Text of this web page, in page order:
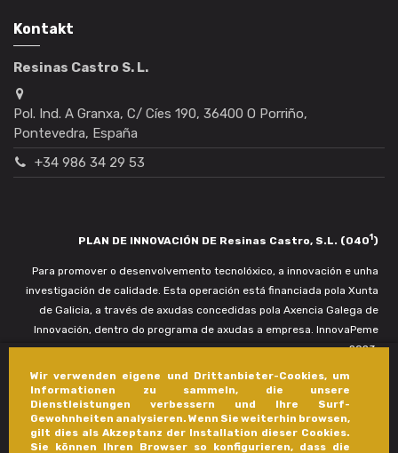
Wir verwenden eigene und Drittanbieter-Cookies, um
Informationen zu sammeln, die unsere
Dienstleistungen verbessern und Ihre Surf-
Gewohnheiten analysieren. Wenn Sie weiterhin browsen,
gilt dies als Akzeptanz der Installation dieser Cookies.
Sie können Ihren Browser so konfigurieren, dass die
Kontakt
Resinas Castro S. L.
Pol. Ind. A Granxa, C/ Cíes 190, 36400 O Porriño,
Pontevedra, España
+34 986 34 29 53
PLAN DE INNOVACIÓN DE Resinas Castro, S.L. (0401)
Para promover o desenvolvemento tecnolóxico, a innovación e unha
investigación de calidade. Esta operación está financiada pola Xunta
de Galicia, a través de axudas concedidas pola Axencia Galega de
Innovación, dentro do programa de axudas a empresa. InnovaPeme
2023.